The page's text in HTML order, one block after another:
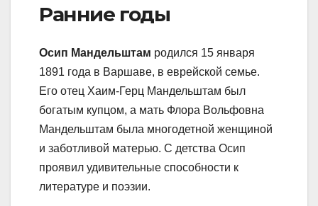
Ранние годы
Осип Мандельштам родился 15 января
1891 года в Варшаве, в еврейской семье.
Его отец Хаим-Герц Мандельштам был
богатым купцом, а мать Флора Вольфовна
Мандельштам была многодетной женщиной
и заботливой матерью. С детства Осип
проявил удивительные способности к
литературе и поэзии.